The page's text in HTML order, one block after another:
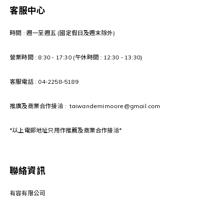
客服中心
時間 : 週一至週五 (國定假日及週末除外)
營業時間 : 8:30 - 17:30 (午休時間 : 12:30 - 13:30)
客服電話 : 04-2258-5189
推廣及商業合作接洽 : taiwandemimoore@gmail.com
*以上電郵地址只用作推薦及商業合作接洽*
聯絡資訊
有容有限公司